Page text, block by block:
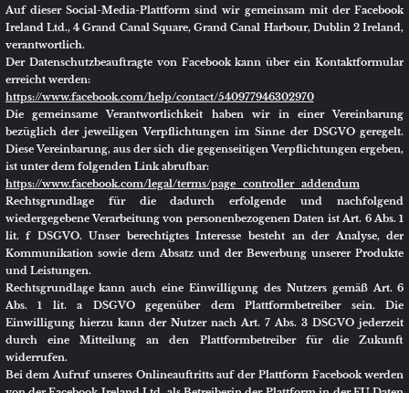
Sollte der Nutzer mit dieser Verarbeitung nicht einverstanden sein, so
besteht die Möglichkeit, die Installation der Cookies durch eine
entsprechende Einstellung des Browsers zu verhindern. Bereits gespeicherte
Cookies können ebenfalls jederzeit gelöscht werden. Die Einstellungen
hierzu sind vom jeweiligen Browser abhängig. Bei Flash-Cookies lässt sich
die Verarbeitung nicht über die Einstellungen des Browsers unterbinden,
sondern durch die entsprechende Einstellung des Flash-Players. Sollte der
Nutzer die Installation der Cookies verhindern oder einschränken, kann dies
dazu führen, dass nicht sämtliche Funktionen von Facebook
vollumfänglich nutzbar sind.
Näheres zu den Verarbeitungstätigkeiten, deren Unterbindung und zur
Löschung der von Instagram verarbeiteten Daten finden sich in der
Datenrichtlinie von Instagram:
https://help.instagram.com/519522125107875
Es ist nicht ausgeschlossen, dass die Verarbeitung durch die Facebook
Ireland Ltd. auch über die Facebook Inc., 1601 Willow Road, Menlo Park,
California 94025 in den USA erfolgt.
Verlinkung Social-Media über Grafik oder Textlink
Wir bewerben auf unserer Webseite auch Präsenzen auf den nachstehend
aufgeführten sozialen Netzwerken. Die Einbindung erfolgt dabei über eine
verlinkte Grafik des jeweiligen Netzwerks. Durch den Einsatz dieser
verlinkten Grafik wird verhindert, dass es bei dem Aufruf einer Website, die
über eine Social-Media-Bewerbung verfügt, automatisch zu einem
Verbindungsaufbau zum jeweiligen Server des sozialen Netzwerks kommt,
um eine Grafik des jeweiligen Netzwerkes selbst darzustellen. Erst durch
einen Klick auf die entsprechende Grafik wird der Nutzer zu dem Dienst des
jeweiligen sozialen Netzwerks weitergeleitet.
Informationen über den Nutzer erfasst. Es kann hierbei nicht ausgeschlossen
werden, dass eine Verarbeitung der so erhobenen Daten in den USA